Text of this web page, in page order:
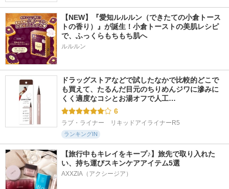
【NEW】『愛知ルルルン（できたての小倉トース
トの香り）』が誕生！小倉トーストの美肌レシピ
で、ふっくらもちもち肌へ
ルルルン
ドラッグストアなどで試したなかで比較的どこで
も買えて、たるんだ目元のちりめんジワに滲みに
くく適度なコシとお湯オフで人工…
6
ラブ・ライナー　リキッドアイライナーR5
ランキングIN
【旅行中もキレイをキープ♪】旅先で取り入れた
い、持ち運びスキンケアアイテム5選
AXXZIA（アクシージア）